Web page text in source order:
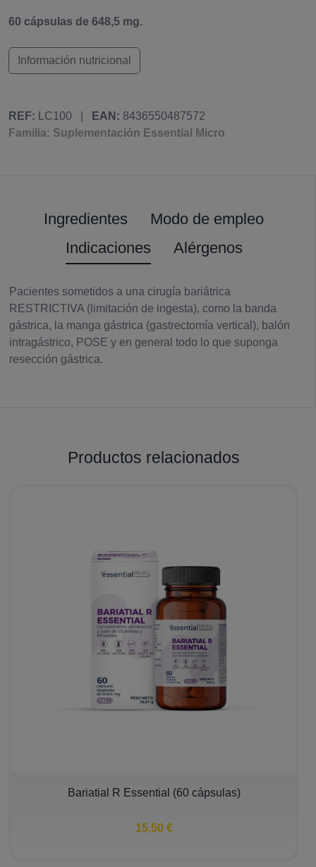
60 cápsulas de 648,5 mg.
Información nutricional
REF: LC100 EAN: 8436550487572
Familia: Suplementación Essential Micro
Ingredientes
Modo de empleo
Indicaciones
Alérgenos
Pacientes sometidos a una cirugía bariátrica
RESTRICTIVA (limitación de ingesta), como la banda
gástrica, la manga gástrica (gastrectomía vertical), balón
intragástrico, POSE y en general todo lo que suponga
resección gástrica.
Productos relacionados
Bariatial R Essential (60 cápsulas)
15,50 €